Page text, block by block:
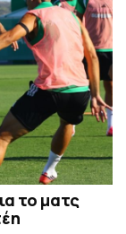
το ματς